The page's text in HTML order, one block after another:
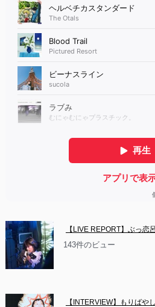
【LIVE REPORT】ぶっ恋
143件のビュー
【INTERVIEW】もりばや